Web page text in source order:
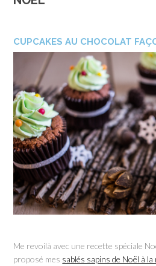
CUPCAKES AU CHOCOLAT
Me revoilà avec une recette spéciale
proposé mes sablés sapins de Noël à